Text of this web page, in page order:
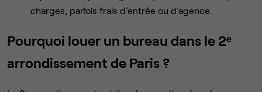
charges, parfois frais d’entrée ou d’agence.
Pourquoi louer un bureau dans le 2ᵉ
arrondissement de Paris ?